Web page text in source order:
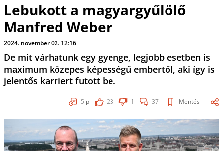
Lebukott a magyargyűlölő
Manfred Weber
2024. november 02. 12:16
De mit várhatunk egy gyenge, legjobb esetben is
maximum közepes képességű embertől, aki így is
jelentős karriert futott be.
5 p 23 1 37 Mentés